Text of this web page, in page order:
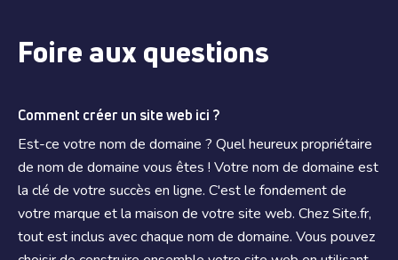
Foire aux questions
Comment créer un site web ici ?
Est-ce votre nom de domaine ? Quel heureux propriétaire
de nom de domaine vous êtes ! Votre nom de domaine est
la clé de votre succès en ligne. C'est le fondement de
votre marque et la maison de votre site web. Chez Site.fr,
tout est inclus avec chaque nom de domaine. Vous pouvez